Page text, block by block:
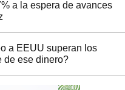
a la espera de avances
a EEUU superan los
de ese dinero?